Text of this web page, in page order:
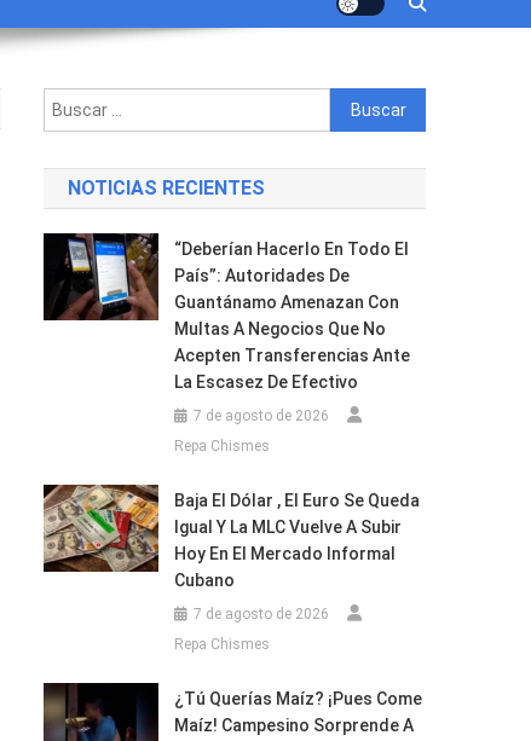
Buscar:
NOTICIAS RECIENTES
“Deberían Hacerlo En Todo El
País”: Autoridades De
Guantánamo Amenazan Con
Multas A Negocios Que No
Acepten Transferencias Ante
La Escasez De Efectivo
7 de agosto de 2026
Repa Chismes
Baja El Dólar , El Euro Se Queda
Igual Y La MLC Vuelve A Subir
Hoy En El Mercado Informal
Cubano
7 de agosto de 2026
Repa Chismes
¿Tú Querías Maíz? ¡Pues Come
Maíz! Campesino Sorprende A